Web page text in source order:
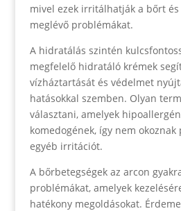
mivel ezek irritálhatják a bőrt
meglévő problémákat.
A hidratálás szintén
megfelelő hidratáló krémek
vízháztartását és védelmet
hatásokkal szemben. Olyan
választani, amelyek
komedogének, így nem okoznak
egyéb irritációt.
A bőrbetegségek az arcon
problémákat, amelyek
hatékony megoldásokat.